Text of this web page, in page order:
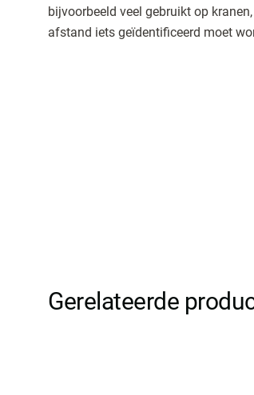
bijvoorbeeld veel gebruikt op
afstand iets geïdentificeerd moet
Gerelateerde